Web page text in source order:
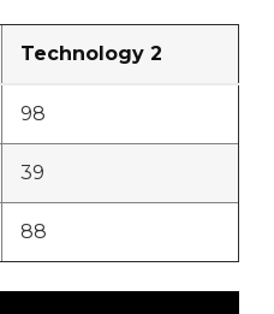
Technology 2
98
39
88